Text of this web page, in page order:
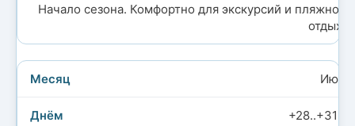
Начало сезона. Комфортно для экскурсий и пляжного
отдыха.
Июнь
+28..+31°C